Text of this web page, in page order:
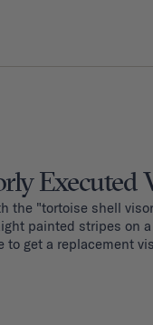
Executed
the "tortoise shell
painted stripes on
to get a replacement